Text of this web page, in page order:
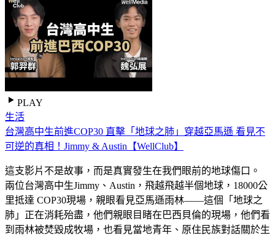
PLAY
生活
台灣高中生前進COP30 直擊「地球之肺」穿越亞馬遜 看見不
可逆的真相！Jimmy & Austin【WellClub】
這支影片不是故事，而是真實發生在我們眼前的地球傷口。
兩位台灣高中生Jimmy、Austin，飛越飛越半個地球，18000公
里抵達 COP30現場，親眼看見亞馬遜雨林——這個「地球之
肺」正在消耗殆盡，他們親眼目睹在巴西貝倫的現場，他們看
到雨林被焚毀成牧場，也看見當地青年、原住民族對話關於生